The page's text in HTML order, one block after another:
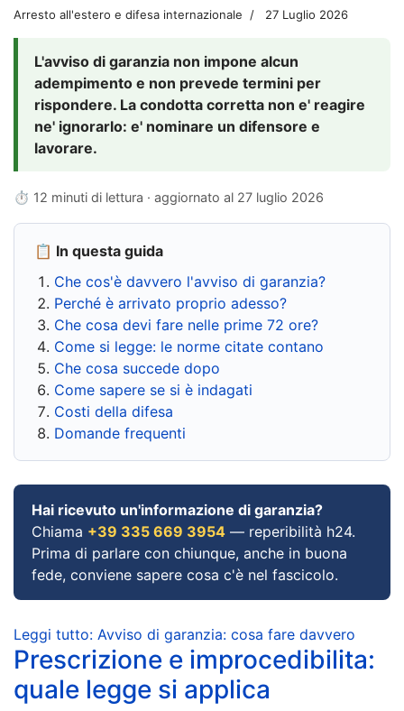
Arresto all'estero e difesa internazionale 27 Luglio 2026
L'avviso di garanzia non impone alcun
adempimento e non prevede termini per
rispondere. La condotta corretta non e' reagire
ne' ignorarlo: e' nominare un difensore e
lavorare.
⏱ 12 minuti di lettura · aggiornato al 27 luglio 2026
📋 In questa guida
Che cos'è davvero l'avviso di garanzia?
Perché è arrivato proprio adesso?
Che cosa devi fare nelle prime 72 ore?
Come si legge: le norme citate contano
Che cosa succede dopo
Come sapere se si è indagati
Costi della difesa
Domande frequenti
Hai ricevuto un'informazione di garanzia?
Chiama +39 335 669 3954 — reperibilità h24.
Prima di parlare con chiunque, anche in buona
fede, conviene sapere cosa c'è nel fascicolo.
Leggi tutto: Avviso di garanzia: cosa fare davvero
Prescrizione e improcedibilita:
quale legge si applica